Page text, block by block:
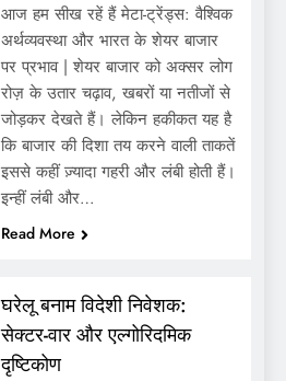
आज हम सीख रहें हैं मेटा-ट्रेंड्स: वैश्विक
अर्थव्यवस्था और भारत के शेयर बाजार
पर प्रभाव | शेयर बाजार को अक्सर लोग
रोज़ के उतार चढ़ाव, खबरों या नतीजों से
जोड़कर देखते हैं। लेकिन हकीकत यह है
कि बाजार की दिशा तय करने वाली ताकतें
इससे कहीं ज़्यादा गहरी और लंबी होती हैं।
इन्हीं लंबी और…
Read More
घरेलू बनाम विदेशी निवेशक:
सेक्टर-वार और एल्गोरिदमिक
दृष्टिकोण